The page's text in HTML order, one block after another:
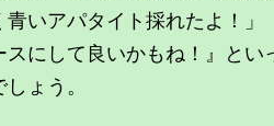
青いアパタイト採れたよ！」
スにして良いかもね！』とい
ょう。